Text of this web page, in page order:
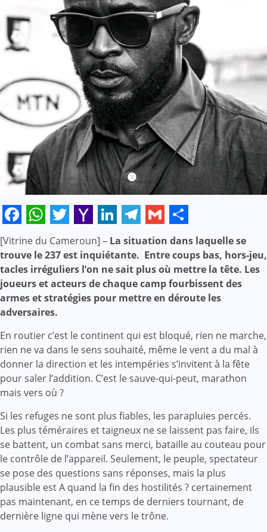
Facebook
WhatsApp
Twitter
Yahoo
Mail
LinkedIn
Telegram
Gmail
Share
[Vitrine du Cameroun] – La situation dans laquelle se
trouve le 237 est inquiétante. Entre coups bas, hors-jeu,
tacles irréguliers l’on ne sait plus où mettre la tête. Les
joueurs et acteurs de chaque camp fourbissent des
armes et stratégies pour mettre en déroute les
adversaires.
En routier c’est le continent qui est bloqué, rien ne marche,
rien ne va dans le sens souhaité, même le vent a du mal à
donner la direction et les intempéries s’invitent à la fête
pour saler l’addition. C’est le sauve-qui-peut, marathon
mais vers où ?
Si les refuges ne sont plus fiables, les parapluies percés.
Les plus téméraires et taigneux ne se laissent pas faire, ils
se battent, un combat sans merci, bataille au couteau pour
le contrôle de l’appareil. Seulement, le peuple, spectateur
se pose des questions sans réponses, mais la plus
plausible est A quand la fin des hostilités ? certainement
pas maintenant, en ce temps de derniers tournant, de
dernière ligne qui mène vers le trône.